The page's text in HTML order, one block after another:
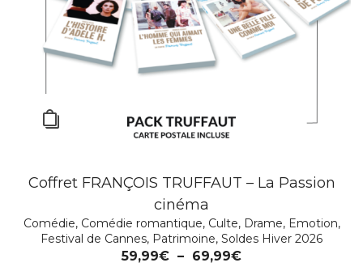
Coffret FRANÇOIS TRUFFAUT – La Passion
cinéma
Comédie, Comédie romantique, Culte, Drame, Emotion,
Festival de Cannes, Patrimoine, Soldes Hiver 2026
59,99€ – 69,99€